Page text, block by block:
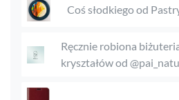
Coś słodkiego od
Ręcznie robiona
kryształów od